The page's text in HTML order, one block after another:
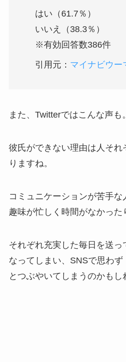
はい（61.7％）
いいえ（38.3％）
※有効回答数386件
引用元： マイナビウー
また、Twitterではこんな声も。
彼氏ができない理由は人それ
りますね。
コミュニケーションが苦手
趣味が忙しく時間がなかった
それぞれ充実した毎日を送っ
なってしまい、SNSで思わず
とつぶやいてしまうのかもし